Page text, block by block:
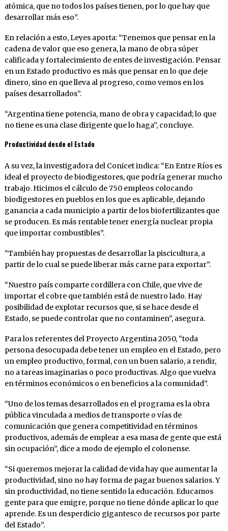
atómica, que no todos los países tienen, por lo que hay que
desarrollar más eso”.
En relación a esto, Leyes aporta: “Tenemos que pensar en la
cadena de valor que eso genera, la mano de obra súper
calificada y fortalecimiento de entes de investigación. Pensar
en un Estado productivo es más que pensar en lo que deje
dinero, sino en que lleva al progreso, como vemos en los
países desarrollados”.
“Argentina tiene potencia, mano de obra y capacidad; lo que
no tiene es una clase dirigente que lo haga”, concluye.
Productividad desde el Estado
A su vez, la investigadora del Conicet indica: “En Entre Ríos es
ideal el proyecto de biodigestores, que podría generar mucho
trabajo. Hicimos el cálculo de 750 empleos colocando
biodigestores en pueblos en los que es aplicable, dejando
ganancia a cada municipio a partir de los biofertilizantes que
se producen. Es más rentable tener energía nuclear propia
que importar combustibles”.
“También hay propuestas de desarrollar la piscicultura, a
partir de lo cual se puede liberar más carne para exportar”.
“Nuestro país comparte cordillera con Chile, que vive de
importar el cobre que también está de nuestro lado. Hay
posibilidad de explotar recursos que, si se hace desde el
Estado, se puede controlar que no contaminen”, asegura.
Para los referentes del Proyecto Argentina 2050, “toda
persona desocupada debe tener un empleo en el Estado, pero
un empleo productivo, formal, con un buen salario, a rendir,
no a tareas imaginarias o poco productivas. Algo que vuelva
en términos económicos o en beneficios a la comunidad”.
“Uno de los temas desarrollados en el programa es la obra
pública vinculada a medios de transporte o vías de
comunicación que genera competitividad en términos
productivos, además de emplear a esa masa de gente que está
sin ocupación”, dice a modo de ejemplo el colonense.
“Si queremos mejorar la calidad de vida hay que aumentar la
productividad, sino no hay forma de pagar buenos salarios. Y
sin productividad, no tiene sentido la educación. Educamos
gente para que emigre, porque no tiene dónde aplicar lo que
aprende. Es un desperdicio gigantesco de recursos por parte
del Estado”.